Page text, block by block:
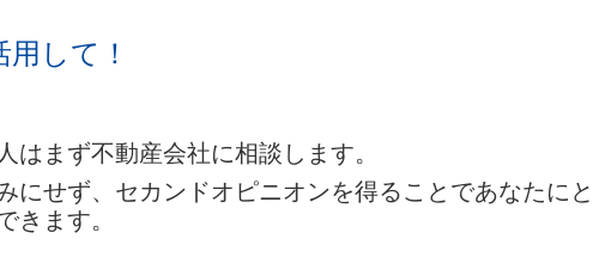
して！
まず不動産会社に相談します。
にせず、セカンドオピニオンを得ることであなたに
きます。